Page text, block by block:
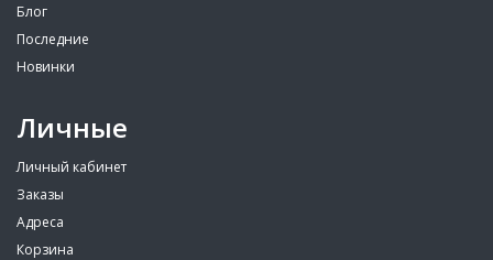
Блог
Последние
Новинки
Личные
Личный кабинет
Заказы
Адреса
Корзина